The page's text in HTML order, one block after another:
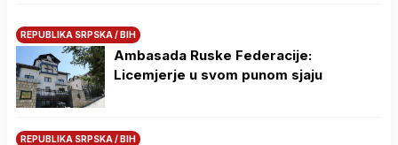
REPUBLIKA SRPSKA / BIH
Ambasada Ruske Federacije:
Licemjerje u svom punom sjaju
REPUBLIKA SRPSKA / BIH